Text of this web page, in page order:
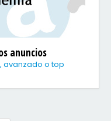
anuncios
avanzado o top